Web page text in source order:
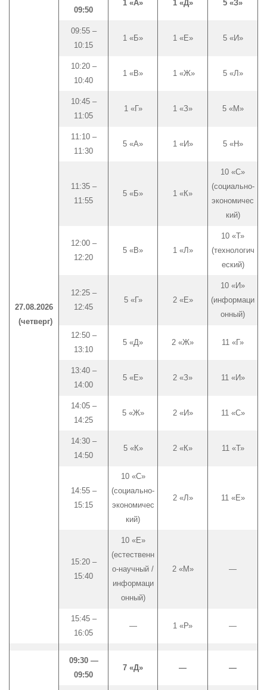
27.08.2026
(четверг)
09:50
1 «А» 1 «Д» 5 «З»
09:55 –
10:15
1 «Б» 1 «Е» 5 «И»
10:20 –
10:40
1 «В» 1 «Ж» 5 «Л»
10:45 –
11:05
1 «Г» 1 «З» 5 «М»
11:10 –
11:30
5 «А» 1 «И» 5 «Н»
11:35 –
11:55
5 «Б» 1 «К»
10 «С»
(социально-
экономичес
кий)
12:00 –
12:20
5 «В» 1 «Л»
10 «Т»
(технологич
еский)
12:25 –
12:45
5 «Г» 2 «Е»
10 «И»
(информаци
онный)
12:50 –
13:10
5 «Д» 2 «Ж» 11 «Г»
13:40 –
14:00
5 «Е» 2 «З» 11 «И»
14:05 –
14:25
5 «Ж» 2 «И» 11 «С»
14:30 –
14:50
5 «К» 2 «К» 11 «Т»
14:55 –
15:15
10 «С»
(социально-
экономичес
кий)
2 «Л» 11 «Е»
15:20 –
15:40
10 «Е»
(естественн
о-научный /
информаци
онный)
2 «М» —
15:45 –
16:05
— 1 «Р» —
09:30 —
09:50
7 «Д» — —